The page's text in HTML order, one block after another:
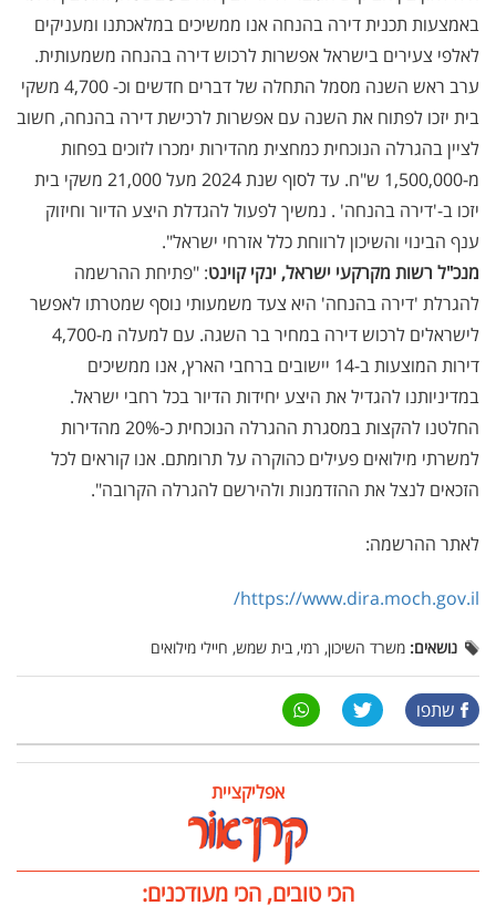
באמצעות תכנית דירה בהנחה אנו ממשיכים במלאכתנו ומעניקים
לאלפי צעירים בישראל אפשרות לרכוש דירה בהנחה משמעותית.
ערב ראש השנה מסמל התחלה של דברים חדשים וכ- 4,700 משקי
בית יזכו לפתוח את השנה עם אפשרות לרכישת דירה בהנחה, חשוב
לציין בהגרלה הנוכחית כמחצית מהדירות ימכרו לזוכים בפחות
מ-1,500,000 ש"ח. עד לסוף שנת 2024 מעל 21,000 משקי בית
יזכו ב-'דירה בהנחה' . נמשיך לפעול להגדלת היצע הדיור וחיזוק
ענף הבינוי והשיכון לרווחת כלל אזרחי ישראל".
מנכ"ל רשות מקרקעי ישראל, ינקי קוינט: "פתיחת ההרשמה
להגרלת 'דירה בהנחה' היא צעד משמעותי נוסף שמטרתו לאפשר
לישראלים לרכוש דירה במחיר בר השגה. עם למעלה מ-4,700
דירות המוצעות ב-14 יישובים ברחבי הארץ, אנו ממשיכים
במדיניותנו להגדיל את היצע יחידות הדיור בכל רחבי ישראל.
החלטנו להקצות במסגרת ההגרלה הנוכחית כ-20% מהדירות
למשרתי מילואים פעילים כהוקרה על תרומתם. אנו קוראים לכל
הזכאים לנצל את ההזדמנות ולהירשם להגרלה הקרובה".
לאתר ההרשמה:
https://www.dira.moch.gov.il/
נושאים: משרד השיכון, רמי, בית שמש, חיילי מילואים
שתפו
אפליקציית
הכי טובים, הכי מעודכנים: